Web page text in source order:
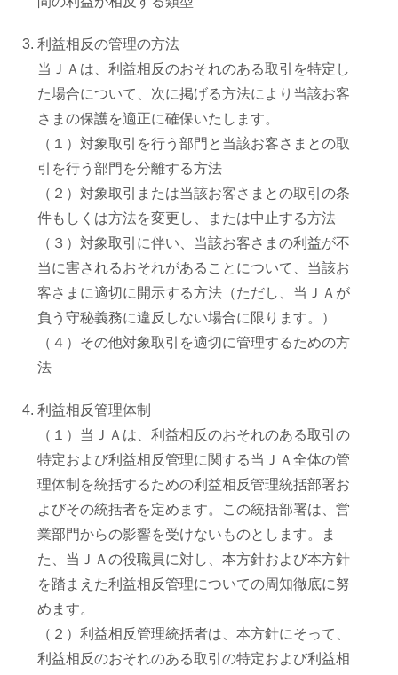
くらし
不動産
LPガス
介護福祉
葬祭
ガソリンスタンド
JAバンク・JA共済
キャンペーン情報
各種金利一覧
利益相反の管理の方法
当ＪＡは、利益相反のおそれのある取引を特定し
た場合について、次に掲げる方法により当該お客
さまの保護を適正に確保いたします。
（１）対象取引を行う部門と当該お客さまとの取
引を行う部門を分離する方法
（２）対象取引または当該お客さまとの取引の条
件もしくは方法を変更し、または中止する方法
（３）対象取引に伴い、当該お客さまの利益が不
当に害されるおそれがあることについて、当該お
客さまに適切に開示する方法（ただし、当ＪＡが
負う守秘義務に違反しない場合に限ります。）
（４）その他対象取引を適切に管理するための方
法
利益相反管理体制
（１）当ＪＡは、利益相反のおそれのある取引の
特定および利益相反管理に関する当ＪＡ全体の管
理体制を統括するための利益相反管理統括部署お
よびその統括者を定めます。この統括部署は、営
業部門からの影響を受けないものとします。ま
た、当ＪＡの役職員に対し、本方針および本方針
を踏まえた利益相反管理についての周知徹底に努
めます。
（２）利益相反管理統括者は、本方針にそって、
利益相反のおそれのある取引の特定および利益相